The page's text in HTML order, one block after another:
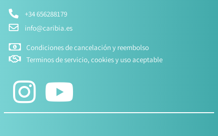
+34 656288179
info@caribia.es
Condiciones de cancelación y reembolso
Terminos de servicio, cookies y uso aceptable